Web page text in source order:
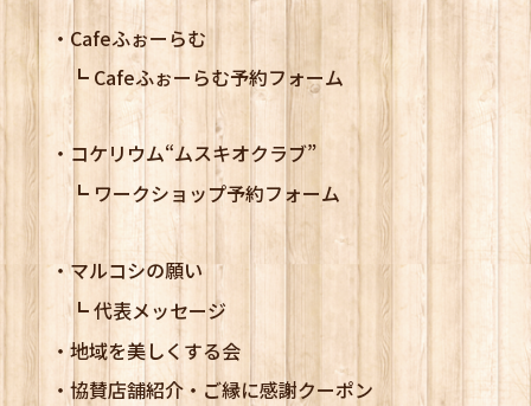
Cafeふぉーらむ
Cafeふぉーらむ予約フォーム
コケリウム“ムスキオクラブ”
ワークショップ予約フォーム
マルコシの願い
代表メッセージ
地域を美しくする会
協賛店舗紹介・ご縁に感謝クーポン